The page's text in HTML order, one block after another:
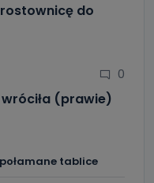
osobowych to
lub dane osobowe,
dostępnych, w
e-mail, telefon
Odbiorcą Pastwa
współpracownicy
w jego
do
0
(prawie)
tablice